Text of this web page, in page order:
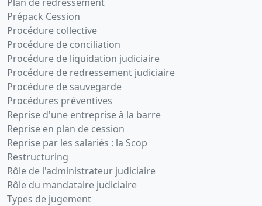
Prépack Cession
Procédure collective
Procédure de conciliation
Procédure de liquidation judiciaire
Procédure de redressement judiciaire
Procédure de sauvegarde
Procédures préventives
Reprise d'une entreprise à la barre
Reprise en plan de cession
Reprise par les salariés : la Scop
Restructuring
Rôle de l'administrateur judiciaire
Rôle du mandataire judiciaire
Types de jugement